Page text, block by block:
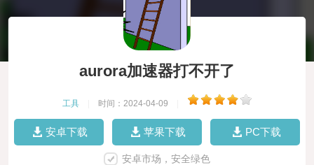
aurora加速器打不开了
工具 时间：2024-04-09
安卓下载 苹果下载 PC下载
安卓市场，安全绿色